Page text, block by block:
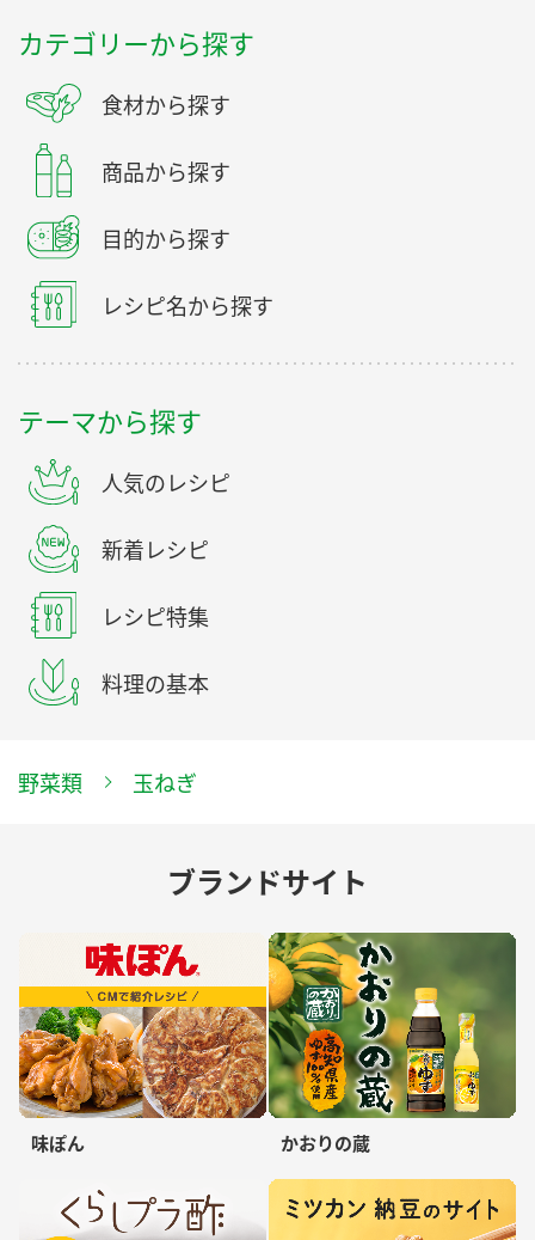
カテゴリーから探す
食材から探す
商品から探す
目的から探す
レシピ名から探す
テーマから探す
人気のレシピ
新着レシピ
レシピ特集
料理の基本
野菜類 玉ねぎ
ブランドサイト
味ぽん かおりの蔵